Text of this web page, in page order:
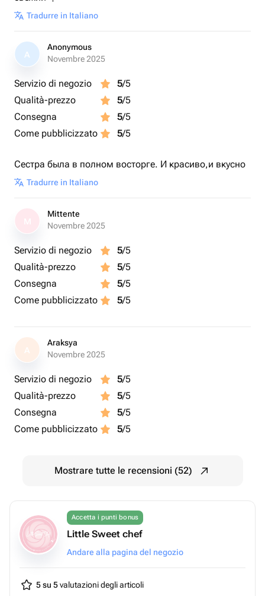
Tradurre in Italiano
A
Anonymous
Novembre 2025
Servizio di negozio 5/5
Qualità-prezzo
5/5
Consegna
5/5
Come pubblicizzato
5/5
Сестра была в полном восторге. И красиво,и вкусно
Tradurre in Italiano
Mittente
Novembre 2025
Servizio di negozio 5/5
Qualità-prezzo
5/5
Consegna
5/5
Come pubblicizzato
5/5
A
Araksya
Novembre 2025
Servizio di negozio 5/5
Qualità-prezzo
5/5
Consegna
5/5
Come pubblicizzato
5/5
Mostrare tutte le recensioni (52)
Accetta i punti bonus
Little Sweet chef
Andare alla pagina del negozio
5 su 5valutazioni degli articoli